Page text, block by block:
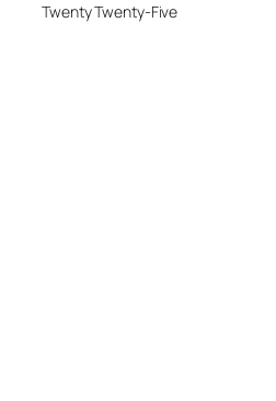
Twenty Twenty-Five